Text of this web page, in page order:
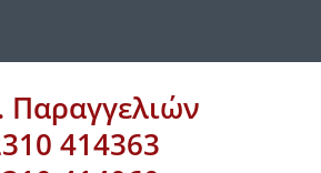
Παραγγελιών
414363